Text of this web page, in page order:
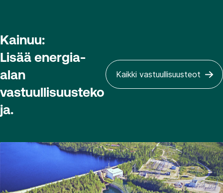
Kainuu:
Lisää energia-
alan
vastuullisuusteko
ja.
Kaikki vastuullisuusteot